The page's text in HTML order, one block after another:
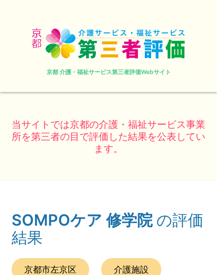
京都 介護・福祉サービス第三者評価Webサイト
当サイトでは京都の介護・福祉サービス事業
所を第三者の目で評価した結果を公表してい
ます。
(ページのタイトル)
SOMPOケア 修学院 の評価
結果
この事業所の所在エリアは、
京都市左京区
です。
種別は
介護施設